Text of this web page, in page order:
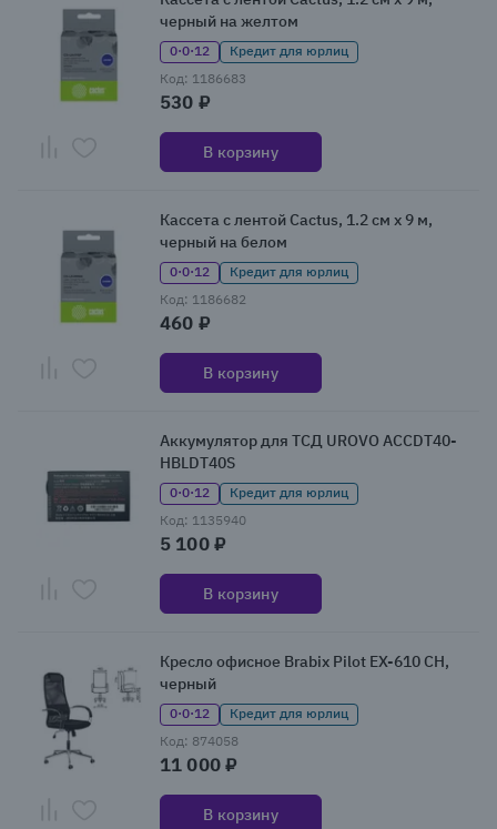
черный на желтом
0·0·12
Кредит для юрлиц
Код: 1186683
530 ₽
В корзину
Кассета с лентой Cactus, 1.2 см x 9 м,
черный на белом
0·0·12
Кредит для юрлиц
Код: 1186682
460 ₽
В корзину
Аккумулятор для ТСД UROVO ACCDT40-
HBLDT40S
0·0·12
Кредит для юрлиц
Код: 1135940
5 100 ₽
В корзину
Кресло офисное Brabix Pilot EX-610 CH,
черный
0·0·12
Кредит для юрлиц
Код: 874058
11 000 ₽
В корзину